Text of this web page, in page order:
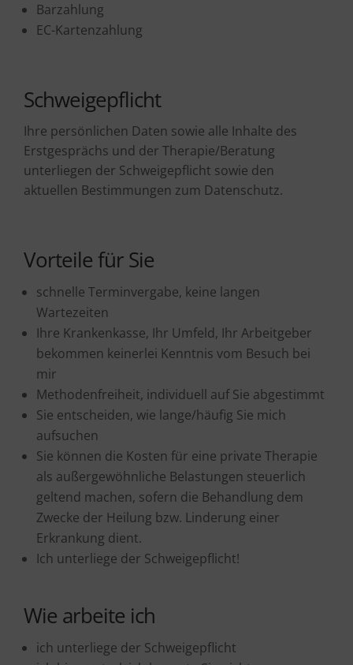
Barzahlung
EC-Kartenzahlung
Schweigepflicht
Ihre persönlichen Daten sowie alle Inhalte des
Erstgesprächs und der Therapie/Beratung
unterliegen der Schweigepflicht sowie den
aktuellen Bestimmungen zum Datenschutz.
Vorteile für Sie
schnelle Terminvergabe, keine langen
Wartezeiten
Ihre Krankenkasse, Ihr Umfeld, Ihr Arbeitgeber
bekommen keinerlei Kenntnis vom Besuch bei
mir
Methodenfreiheit, individuell auf Sie abgestimmt
Sie entscheiden, wie lange/häufig Sie mich
aufsuchen
Sie können die Kosten für eine private Therapie
als außergewöhnliche Belastungen steuerlich
geltend machen, sofern die Behandlung dem
Zwecke der Heilung bzw. Linderung einer
Erkrankung dient.
Ich unterliege der Schweigepflicht!
Wie arbeite ich
ich unterliege der Schweigepflicht